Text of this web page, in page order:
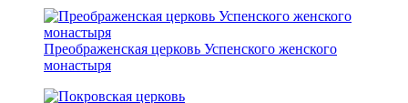
Преображенская церковь Успенского женского
монастыря